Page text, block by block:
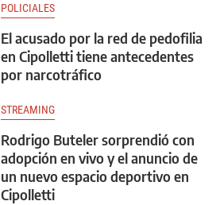
POLICIALES
El acusado por la red de pedofilia
en Cipolletti tiene antecedentes
por narcotráfico
STREAMING
Rodrigo Buteler sorprendió con
adopción en vivo y el anuncio de
un nuevo espacio deportivo en
Cipolletti